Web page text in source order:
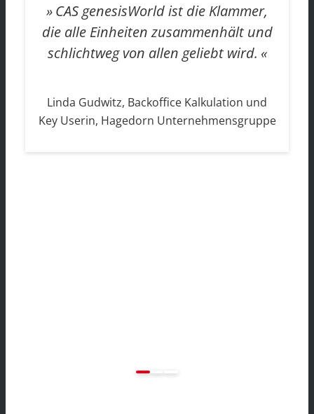
CAS genesisWorld ist die Klammer,
die alle Einheiten zusammenhält und
schlichtweg von allen geliebt wird.
Linda Gudwitz, Backoffice Kalkulation und
Key Userin, Hagedorn Unternehmensgruppe